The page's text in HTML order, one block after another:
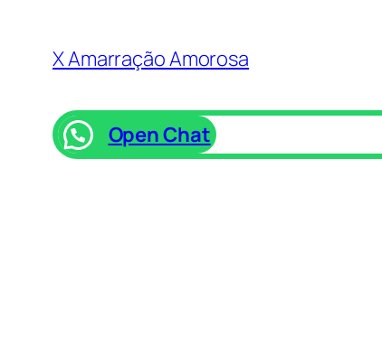
X Amarração Amorosa
Open Chat